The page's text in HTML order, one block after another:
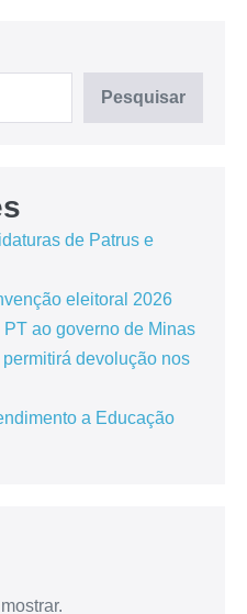
Pesquisar
de Patrus e
eleitoral 2026
ao governo de Minas
devolução nos
a Educação